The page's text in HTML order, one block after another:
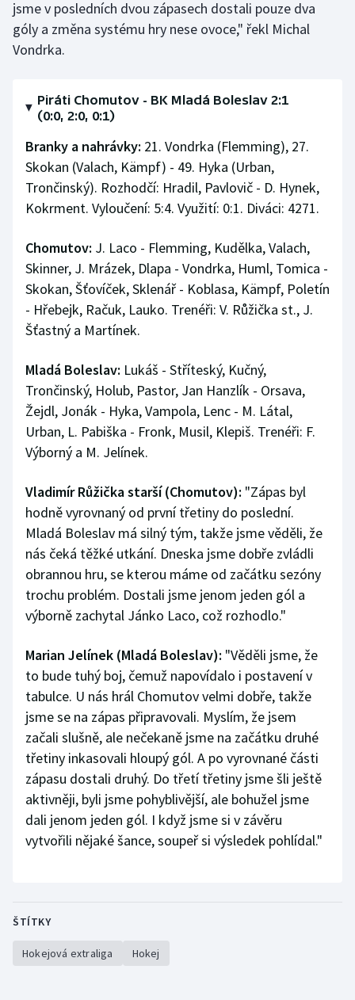
jsme v posledních dvou zápasech dostali pouze dva
góly a změna systému hry nese ovoce," řekl Michal
Vondrka.
Piráti Chomutov - BK Mladá Boleslav 2:1
(0:0, 2:0, 0:1)
Branky a nahrávky: 21. Vondrka (Flemming), 27.
Skokan (Valach, Kämpf) - 49. Hyka (Urban,
Trončinský). Rozhodčí: Hradil, Pavlovič - D. Hynek,
Kokrment. Vyloučení: 5:4. Využití: 0:1. Diváci: 4271.
Chomutov: J. Laco - Flemming, Kudělka, Valach,
Skinner, J. Mrázek, Dlapa - Vondrka, Huml, Tomica -
Skokan, Šťovíček, Sklenář - Koblasa, Kämpf, Poletín
- Hřebejk, Račuk, Lauko. Trenéři: V. Růžička st., J.
Šťastný a Martínek.
Mladá Boleslav: Lukáš - Stříteský, Kučný,
Trončinský, Holub, Pastor, Jan Hanzlík - Orsava,
Žejdl, Jonák - Hyka, Vampola, Lenc - M. Látal,
Urban, L. Pabiška - Fronk, Musil, Klepiš. Trenéři: F.
Výborný a M. Jelínek.
Vladimír Růžička starší (Chomutov): "Zápas byl
hodně vyrovnaný od první třetiny do poslední.
Mladá Boleslav má silný tým, takže jsme věděli, že
nás čeká těžké utkání. Dneska jsme dobře zvládli
obrannou hru, se kterou máme od začátku sezóny
trochu problém. Dostali jsme jenom jeden gól a
výborně zachytal Jánko Laco, což rozhodlo."
Marian Jelínek (Mladá Boleslav): "Věděli jsme, že
to bude tuhý boj, čemuž napovídalo i postavení v
tabulce. U nás hrál Chomutov velmi dobře, takže
jsme se na zápas připravovali. Myslím, že jsem
začali slušně, ale nečekaně jsme na začátku druhé
třetiny inkasovali hloupý gól. A po vyrovnané části
zápasu dostali druhý. Do třetí třetiny jsme šli ještě
aktivněji, byli jsme pohyblivější, ale bohužel jsme
dali jenom jeden gól. I když jsme si v závěru
vytvořili nějaké šance, soupeř si výsledek pohlídal."
ŠTÍTKY
Hokejová extraliga Hokej